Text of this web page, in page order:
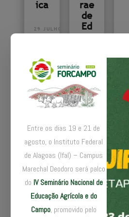
ica
29 JULHO 2022
rae
de
Ed
uca
pre
en
de
dor
a
Entre os dias 19 e 21 de
agosto, o Instituto Federal
de Alagoas (Ifal) – Campus
Marechal Deodoro será palco
do IV Seminário Nacional de
Educação Agrícola e do
Campo, promovido pelo